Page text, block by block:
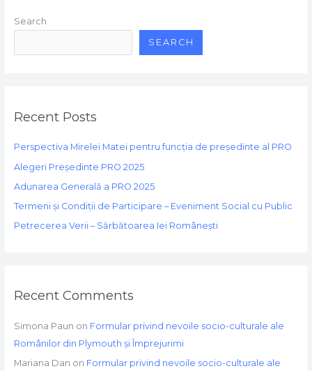
Search
SEARCH
Recent Posts
Perspectiva Mirelei Matei pentru funcția de președinte al PRO
Alegeri Președinte PRO 2025
Adunarea Generală a PRO 2025
Termeni și Condiții de Participare – Eveniment Social cu Public
Petrecerea Verii – Sărbătoarea Iei Românești
Recent Comments
Simona Paun on Formular privind nevoile socio-culturale ale
Românilor din Plymouth și Împrejurimi
Mariana Dan on Formular privind nevoile socio-culturale ale